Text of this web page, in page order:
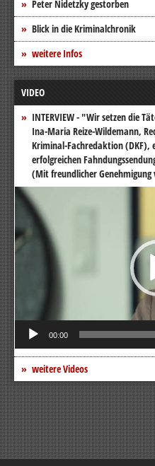
Peter Nidetzky gestorben
Blick in die Kriminalchronik
weitere Infos
VIDEO
INTERVIEW - "Wir setzen die
Ina-Maria Reize-Wildemann,
Kriminal-Fachredaktion (DKF),
erfolgreichen
(Mit freundlicher Genehmigung
Video-
Player
00:00
weitere Videos